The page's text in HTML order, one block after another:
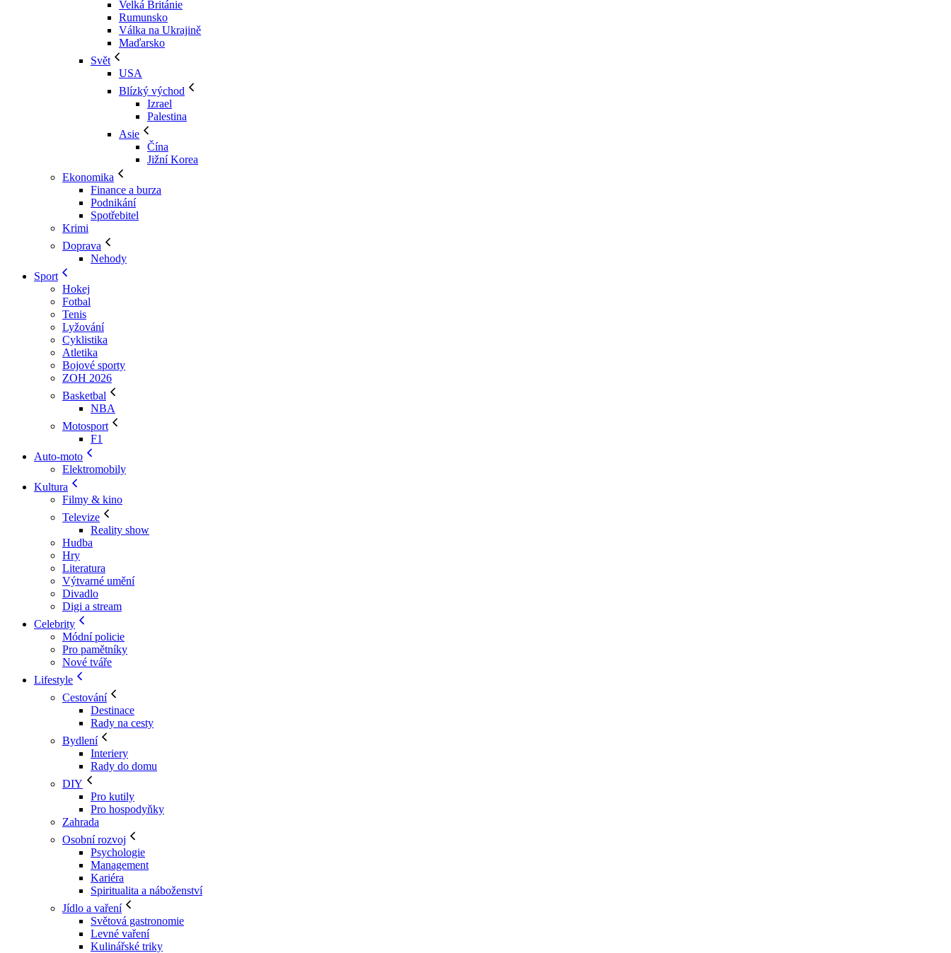
Velká Británie
Rumunsko
Válka na Ukrajině
Maďarsko
Svět
USA
Blízký východ
Izrael
Palestina
Asie
Čína
Jižní Korea
Ekonomika
Finance a burza
Podnikání
Spotřebitel
Krimi
Doprava
Nehody
Sport
Hokej
Fotbal
Tenis
Lyžování
Cyklistika
Atletika
Bojové sporty
ZOH 2026
Basketbal
NBA
Motosport
F1
Auto-moto
Elektromobily
Kultura
Filmy & kino
Televize
Reality show
Hudba
Hry
Literatura
Výtvarné umění
Divadlo
Digi a stream
Celebrity
Módní policie
Pro pamětníky
Nové tváře
Lifestyle
Cestování
Destinace
Rady na cesty
Bydlení
Interiery
Rady do domu
DIY
Pro kutily
Pro hospodyňky
Zahrada
Osobní rozvoj
Psychologie
Management
Kariéra
Spiritualita a náboženství
Jídlo a vaření
Světová gastronomie
Levné vaření
Kulinářské triky